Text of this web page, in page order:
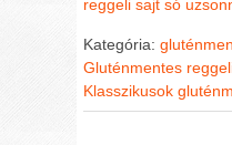
reggeli sajt só
Kategória:
Gluténmentes
Klasszikusok